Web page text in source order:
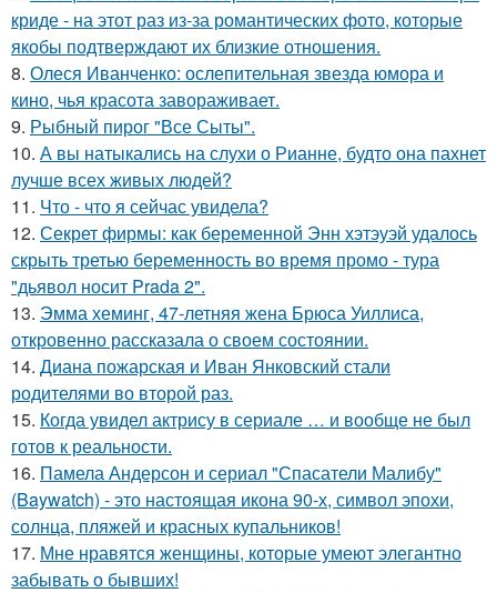
криде - на этот раз из-за романтических фото, которые
якобы подтверждают их близкие отношения.
8. Олеся Иванченко: ослепительная звезда юмора и
кино, чья красота завораживает.
9. Рыбный пирог "Все Сыты".
10. А вы натыкались на слухи о Рианне, будто она пахнет
лучше всех живых людей?
11. Что - что я сейчас увидела?
12. Секрет фирмы: как беременной Энн хэтэуэй удалось
скрыть третью беременность во время промо - тура
"дьявол носит Prada 2".
13. Эмма хеминг, 47-летняя жена Брюса Уиллиса,
откровенно рассказала о своем состоянии.
14. Диана пожарская и Иван Янковский стали
родителями во второй раз.
15. Когда увидел актрису в сериале … и вообще не был
готов к реальности.
16. Памела Андерсон и сериал "Спасатели Малибу"
(Baywatch) - это настоящая икона 90-х, символ эпохи,
солнца, пляжей и красных купальников!
17. Мне нравятся женщины, которые умеют элегантно
забывать о бывших!